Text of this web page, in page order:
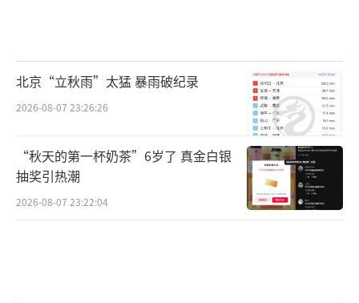
北京“立秋雨”太猛 暴雨破纪录
2026-08-07 23:26:26
“秋天的第一杯奶茶”6岁了 真金白银
抽奖引热潮
2026-08-07 23:22:04